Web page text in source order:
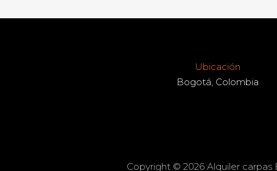
Ubicación
Bogotá, Colombia
Copyright © 2026 Alquiler carpas